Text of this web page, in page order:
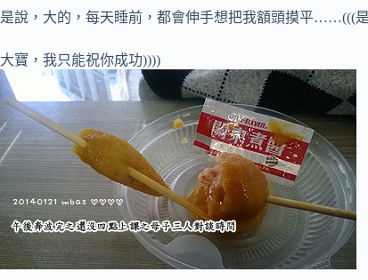
是說，大的，每天睡前，都會伸手想把我額頭摸平……(((
大寶，我只能祝你成功))))